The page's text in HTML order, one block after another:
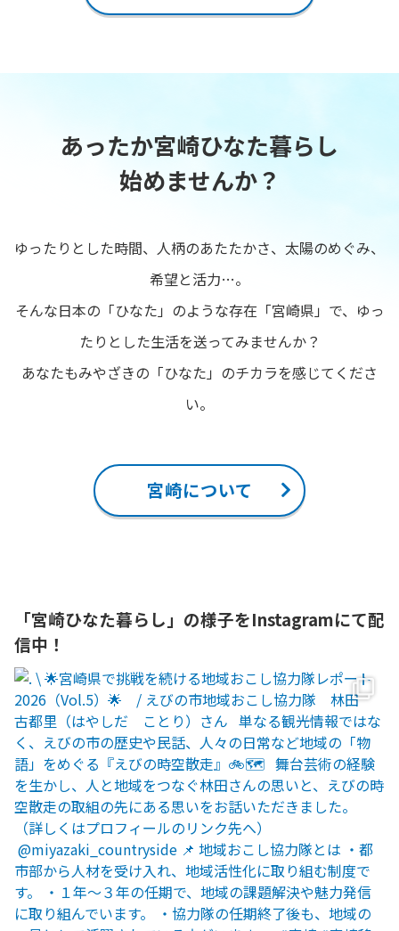
あったか宮崎ひなた暮らし
始めませんか？
ゆったりとした時間、人柄のあたたかさ、太陽のめぐみ、
希望と活力…。
そんな日本の「ひなた」のような存在「宮崎県」で、ゆっ
たりとした生活を送ってみませんか？
あなたもみやざきの「ひなた」のチカラを感じてくださ
い。
宮崎について
「宮崎ひなた暮らし」の様子をInstagramにて配
信中！